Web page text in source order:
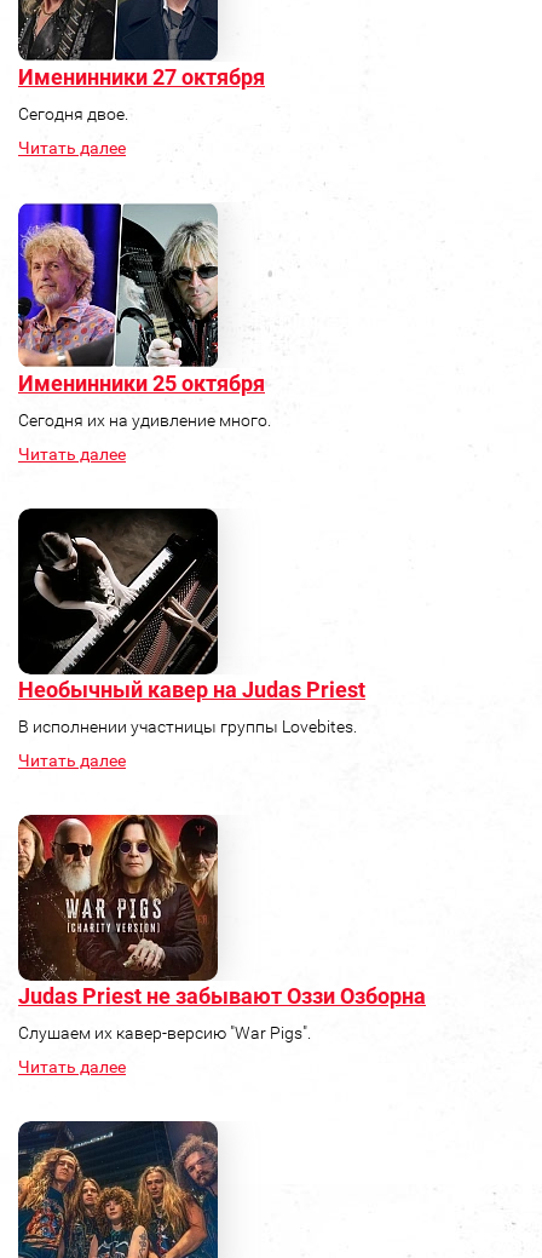
Именинники 27 октября
Сегодня двое.
Читать далее
Именинники 25 октября
Сегодня их на удивление много.
Читать далее
Необычный кавер на Judas Priest
В исполнении участницы группы Lovebites.
Читать далее
Judas Priest не забывают Оззи Озборна
Слушаем их кавер-версию "War Pigs".
Читать далее